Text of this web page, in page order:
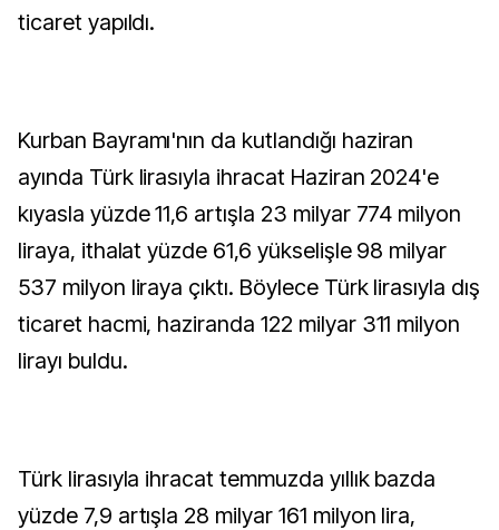
ticaret yapıldı.
Kurban Bayramı'nın da kutlandığı haziran
ayında Türk lirasıyla ihracat Haziran 2024'e
kıyasla yüzde 11,6 artışla 23 milyar 774 milyon
liraya, ithalat yüzde 61,6 yükselişle 98 milyar
537 milyon liraya çıktı. Böylece Türk lirasıyla dış
ticaret hacmi, haziranda 122 milyar 311 milyon
lirayı buldu.
Türk lirasıyla ihracat temmuzda yıllık bazda
yüzde 7,9 artışla 28 milyar 161 milyon lira,